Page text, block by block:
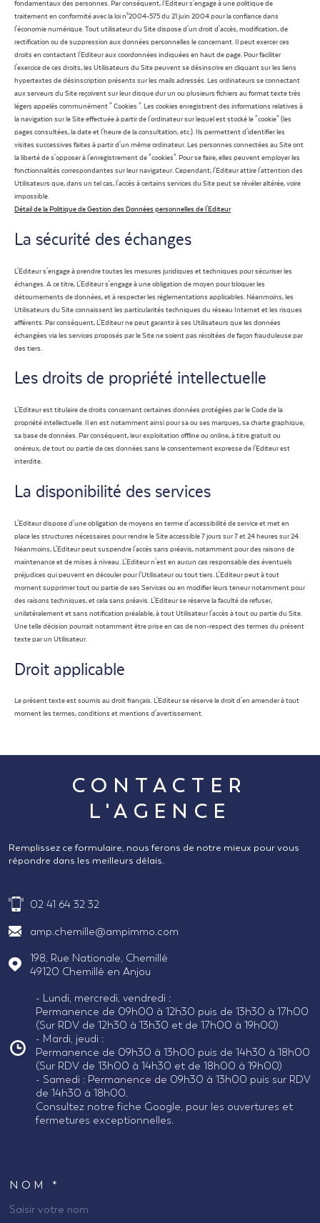
fondamentaux des personnes. Par conséquent, l'Editeur s'engage à une politique de
traitement en conformité avec la loi n°2004-575 du 21 juin 2004 pour la confiance dans
l'économie numérique. Tout utilisateur du Site dispose d'un droit d'accès, modification, de
rectification ou de suppression aux données personnelles le concernant. Il peut exercer ces
droits en contactant l'Editeur aux coordonnées indiquées en haut de page. Pour faciliter
l'exercice de ces droits, les Utilisateurs du Site peuvent se désinscrire en cliquant sur les liens
hypertextes de désinscription présents sur les mails adressés. Les ordinateurs se connectant
aux serveurs du Site reçoivent sur leur disque dur un ou plusieurs fichiers au format texte très
légers appelés communément " Cookies ". Les cookies enregistrent des informations relatives à
la navigation sur le Site effectuée à partir de l'ordinateur sur lequel est stocké le "cookie" (les
pages consultées, la date et l'heure de la consultation, etc.). Ils permettent d'identifier les
visites successives faites à partir d'un même ordinateur. Les personnes connectées au Site ont
la liberté de s'opposer à l'enregistrement de "cookies". Pour se faire, elles peuvent employer les
fonctionnalités correspondantes sur leur navigateur. Cependant, l'Editeur attire l'attention des
Utilisateurs que, dans un tel cas, l'accès à certains services du Site peut se révéler altérée, voire
impossible.
Détail de la Politique de Gestion des Données personnelles de l'Editeur
La sécurité des échanges
L'Editeur s'engage à prendre toutes les mesures juridiques et techniques pour sécuriser les
échanges. A ce titre, L'Editeur s'engage à une obligation de moyen pour bloquer les
détournements de données, et à respecter les réglementations applicables. Néanmoins, les
Utilisateurs du Site connaissent les particularités techniques du réseau Internet et les risques
afférents. Par conséquent, L'Editeur ne peut garantir à ses Utilisateurs que les données
échangées via les services proposés par le Site ne soient pas récoltées de façon frauduleuse par
des tiers.
Les droits de propriété intellectuelle
L'Editeur est titulaire de droits concernant certaines données protégées par le Code de la
propriété intellectuelle. Il en est notamment ainsi pour sa ou ses marques, sa charte graphique,
sa base de données. Par conséquent, leur exploitation offline ou online, à titre gratuit ou
onéreux, de tout ou partie de ces données sans le consentement expresse de l'Editeur est
interdite.
La disponibilité des services
L'Editeur dispose d'une obligation de moyens en terme d'accessibilité de service et met en
place les structures nécessaires pour rendre le Site accessible 7 jours sur 7 et 24 heures sur 24.
Néanmoins, L'Editeur peut suspendre l'accès sans préavis, notamment pour des raisons de
maintenance et de mises à niveau. L'Editeur n'est en aucun cas responsable des éventuels
préjudices qui peuvent en découler pour l'Utilisateur ou tout tiers. L'Editeur peut à tout
moment supprimer tout ou partie de ses Services ou en modifier leurs teneur notamment pour
des raisons techniques, et cela sans préavis. L'Editeur se réserve la faculté de refuser,
unilatéralement et sans notification préalable, à tout Utilisateur l'accès à tout ou partie du Site.
Une telle décision pourrait notamment être prise en cas de non-respect des termes du présent
texte par un Utilisateur.
Droit applicable
Le présent texte est soumis au droit français. L'Editeur se réserve le droit d'en amender à tout
moment les termes, conditions et mentions d'avertissement.
CONTACTER
L'AGENCE
Remplissez ce formulaire, nous ferons de notre mieux pour vous
répondre dans les meilleurs délais.
02 41 64 32 32
amp.chemille@ampimmo.com
198, Rue Nationale, Chemillé
49120
Chemillé en Anjou
- Lundi, mercredi, vendredi :
Permanence de 09h00 à 12h30 puis de 13h30 à 17h00
(Sur RDV de 12h30 à 13h30 et de 17h00 à 19h00)
- Mardi, jeudi :
Permanence de 09h30 à 13h00 puis de 14h30 à 18h00
(Sur RDV de 13h00 à 14h30 et de 18h00 à 19h00)
- Samedi : Permanence de 09h30 à 13h00 puis sur RDV
de 14h30 à 18h00.
Consultez notre fiche Google, pour les ouvertures et
fermetures exceptionnelles.
TRAD_MELTEM_VOSCOORDONNEES
NOM *